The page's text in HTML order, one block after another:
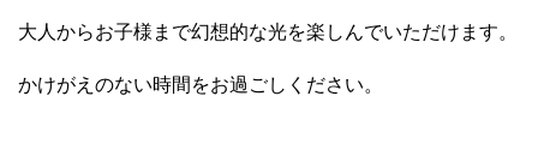
大人からお子様まで幻想的な光を楽しんでいただけます。
かけがえのない時間をお過ごしください。